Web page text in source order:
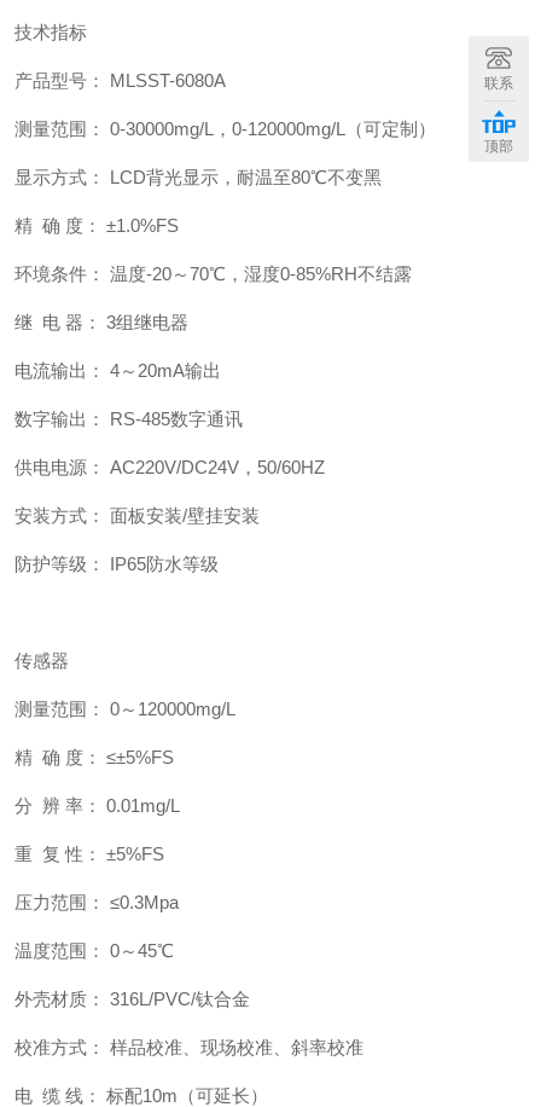
技术指标
产品型号： MLSST-6080A
测量范围： 0-30000mg/L，0-120000mg/L（可定制）
显示方式： LCD背光显示，耐温至80℃不变黑
精 确 度： ±1.0%FS
环境条件： 温度-20～70℃，湿度0-85%RH不结露
继 电 器： 3组继电器
电流输出： 4～20mA输出
数字输出： RS-485数字通讯
供电电源： AC220V/DC24V，50/60HZ
安装方式： 面板安装/壁挂安装
防护等级： IP65防水等级
传感器
测量范围： 0～120000mg/L
精 确 度： ≤±5%FS
分 辨 率： 0.01mg/L
重 复 性： ±5%FS
压力范围： ≤0.3Mpa
温度范围： 0～45℃
外壳材质： 316L/PVC/钛合金
校准方式： 样品校准、现场校准、斜率校准
电 缆 线： 标配10m（可延长）
联系
顶部